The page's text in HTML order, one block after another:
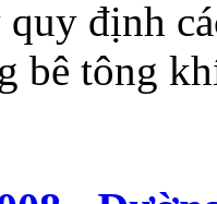
quy định
bê tông